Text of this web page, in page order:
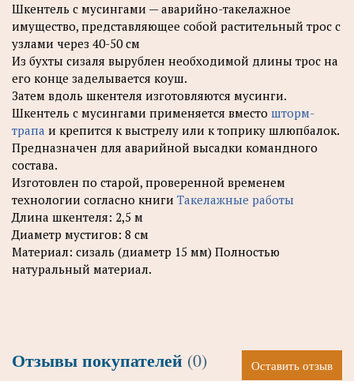
Шкентель с мусингами — аварийно-такелажное
имущество, представляющее собой растительный трос с
узлами через 40-50 см
Из бухты сизаля вырублен необходимой длины трос на
его конце заделывается коуш.
Затем вдоль шкентеля изготовляются мусинги.
Шкентель с мусингами применяется вместо шторм-
трапа и крепится к выстрелу или к топрику шлюпбалок.
Предназначен для аварийной высадки командного
состава.
Изготовлен по старой, проверенной временем
технологии согласно книги Такелажные работы
Длина шкентеля: 2,5 м
Диаметр мустигов: 8 см
Материал: сизаль (диаметр 15 мм) Полностью
натуральный материал.
Отзывы покупателей (0) Оставить отзыв